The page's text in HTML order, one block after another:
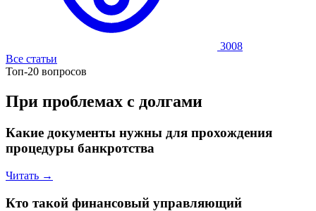
3008
Все статьи
Топ-20 вопросов
При проблемах с долгами
Какие документы нужны для прохождения
процедуры банкротства
Читать →
Кто такой финансовый управляющий